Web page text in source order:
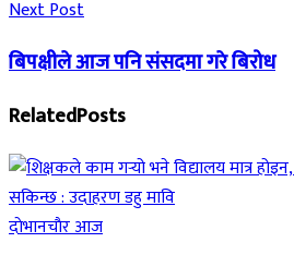
Next Post
बिपक्षीले आज पनि संसदमा गरे बिरोध
RelatedPosts
दाेभानचाैर आज